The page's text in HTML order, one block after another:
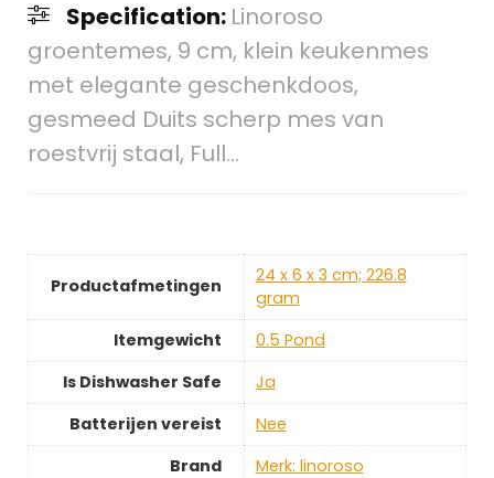
Specification: Linoroso
groentemes, 9 cm, klein keukenmes
met elegante geschenkdoos,
gesmeed Duits scherp mes van
roestvrij staal, Full…
Productafmetingen
‎24 x 6 x 3 cm; 226.8
gram
Itemgewicht
‎0.5 Pond
Is Dishwasher Safe
‎Ja
Batterijen vereist
‎Nee
Brand
Merk: linoroso